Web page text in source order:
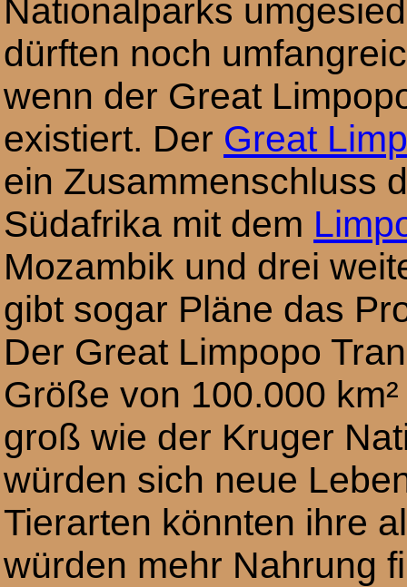
Nationalparks
dürften noch
wenn der Great
existiert. Der Great
ein Zusammenschluss
Südafrika mit dem
Mozambik und drei
gibt sogar Pläne das
Der Great Limpopo
Größe von 100.000
groß wie der Kruger
würden sich neue
Tierarten könnten ihre
würden mehr Nahrung